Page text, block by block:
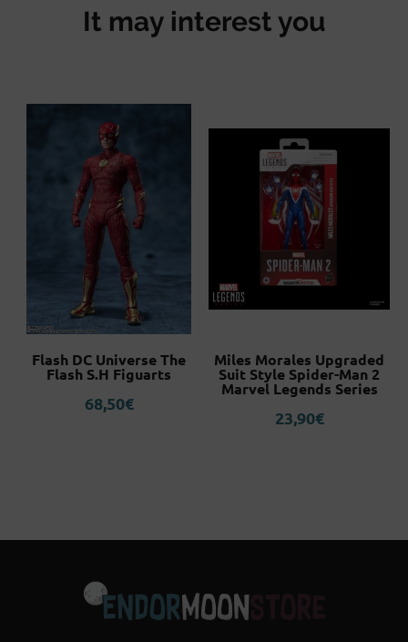
It may interest you
Flash DC Universe The
Flash S.H Figuarts
68,50€
Miles Morales Upgraded
Suit Style Spider-Man 2
Marvel Legends Series
23,90€